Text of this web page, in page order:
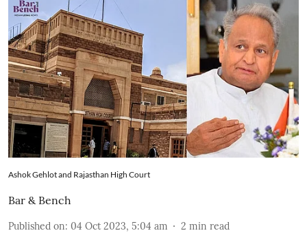
Ashok Gehlot and Rajasthan High Court
Bar & Bench
Published on: 04 Oct 2023, 5:04 am 2 min read